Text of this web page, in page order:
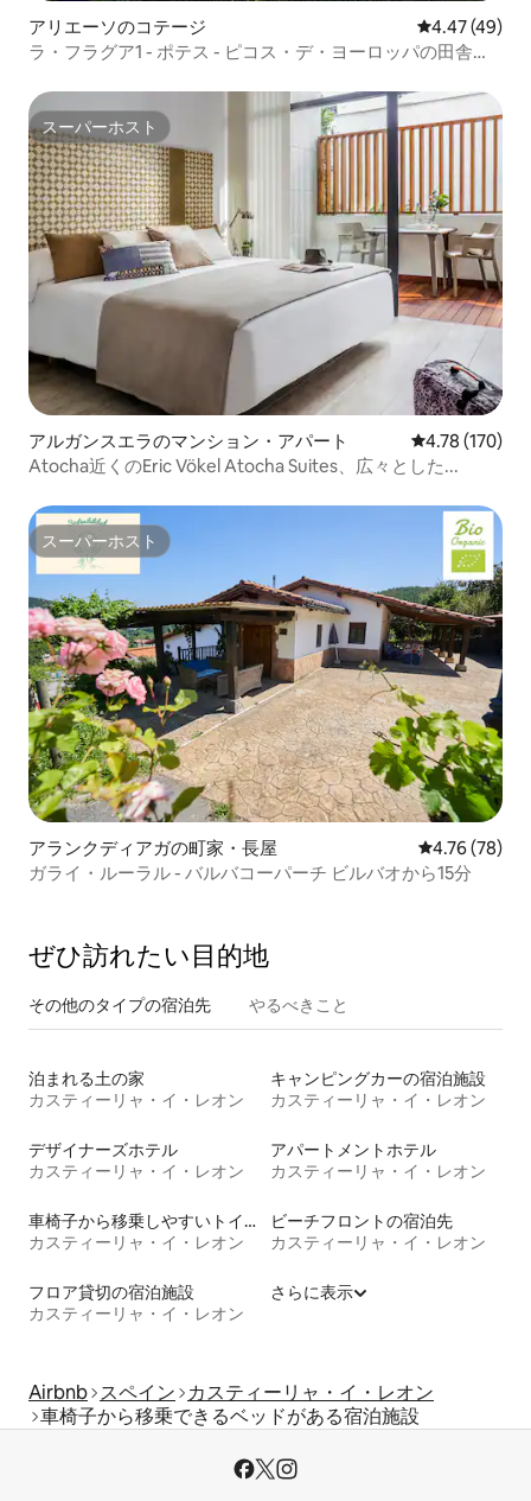
アリエーソのコテージ レビュー49
4.47 (49)
ラ・フラグア1 - ポテス - ピコス・デ・ヨーロッパの田舎の
スーパーホスト
スーパーホスト
アルガンスエラのマンション・アパート レビュー170
4.78 (170)
Atocha近くのEric Vökel Atocha Suites、広々とした...
スーパーホスト
スーパーホスト
アランクディアガの町家・長屋 レビュー78
4.76 (78)
ガライ・ルーラル - バルバコーパーチ ビルバオから15分
ぜひ訪⁠れ⁠た⁠い目⁠的⁠地
その他のタ⁠イ⁠プ⁠の宿⁠泊⁠先 やるべきこと
泊まれる土の家
カスティーリャ・イ・レオン
キャンピングカーの宿泊施設
カスティーリャ・イ・レオン
デザイナーズホテル
カスティーリャ・イ・レオン
アパートメントホテル
カスティーリャ・イ・レオン
車椅子から移乗しやすいトイレ付きの宿泊施設
カスティーリャ・イ・レオン
ビーチフロントの宿泊先
カスティーリャ・イ・レオン
フロア貸切の宿泊施設
カスティーリャ・イ・レオン
さらに表示
Airbnb スペイン
カスティーリャ・イ・レオン
車椅子から移乗できるベッドがある宿泊施設